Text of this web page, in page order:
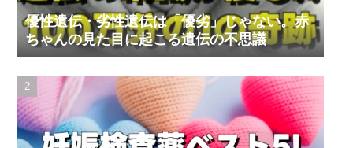
優性遺伝・劣性遺伝は「優劣」じゃない。赤
ちゃんの見た目に起こる遺伝の不思議